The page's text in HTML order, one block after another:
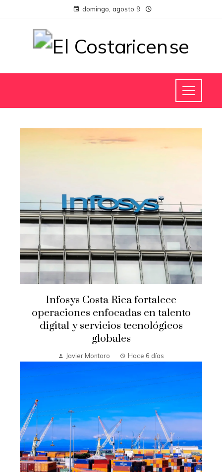
domingo, agosto 9
Infosys Costa Rica fortalece
operaciones enfocadas en talento
digital y servicios tecnológicos
globales
Javier Montoro Hace 6 días